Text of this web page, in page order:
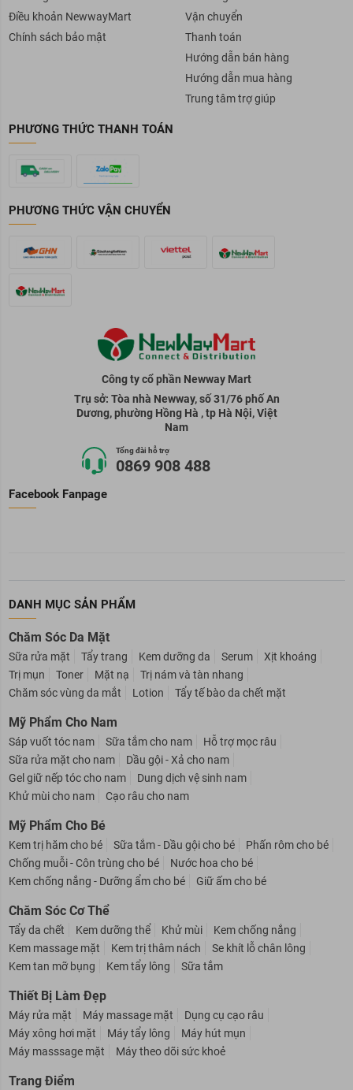
Điều khoản NewwayMart
Chính sách bảo mật
Vận chuyển
Thanh toán
Hướng dẫn bán hàng
Hướng dẫn mua hàng
Trung tâm trợ giúp
PHƯƠNG THỨC THANH TOÁN
PHƯƠNG THỨC VẬN CHUYỂN
Công ty cổ phần Newway Mart
Trụ sở: Tòa nhà Newway, số 31/76 phố An
Dương, phường Hồng Hà , tp Hà Nội, Việt
Nam
Tổng đài hỗ trợ
0869 908 488
Facebook Fanpage
DANH MỤC SẢN PHẨM
Chăm Sóc Da Mặt
Sữa rửa mặt Tẩy trang Kem dưỡng da Serum
Xịt khoáng
Trị mụn
Toner Mặt nạ
Trị nám và tàn nhang
Chăm sóc vùng da mắt
Lotion Tẩy tế bào da chết mặt
Mỹ Phẩm Cho Nam
Sáp vuốt tóc nam Sữa tắm cho nam
Hỗ trợ mọc râu
Sữa rửa mặt cho nam
Dầu gội - Xả cho nam
Gel giữ nếp tóc cho nam
Dung dịch vệ sinh nam
Khử mùi cho nam
Cạo râu cho nam
Mỹ Phẩm Cho Bé
Kem trị hăm cho bé Sữa tắm - Dầu gội cho bé
Phấn rôm cho bé
Chống muỗi - Côn trùng cho bé
Nước hoa cho bé
Kem chống nắng - Dưỡng ẩm cho bé
Giữ ấm cho bé
Chăm Sóc Cơ Thể
Tẩy da chết Kem dưỡng thể Khử mùi
Kem chống nắng
Kem massage mặt
Kem trị thâm nách
Se khít lỗ chân lông
Kem tan mỡ bụng
Kem tẩy lông Sữa tắm
Thiết Bị Làm Đẹp
Máy rửa mặt Máy massage mặt
Dụng cụ cạo râu
Máy xông hơi mặt
Máy tẩy lông
Máy hút mụn
Máy masssage mặt
Máy theo dõi sức khoẻ
Trang Điểm